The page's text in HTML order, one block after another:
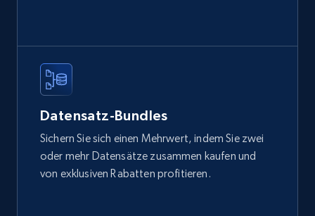
2.1K+
Etsy
URL, Product id, Listing inventory id, Title, Rating,
Reviews count shop, Reviews count item, Initial
Datensatz-Bundles
Sichern Sie sich einen Mehrwert, indem Sie zwei
oder mehr Datensätze zusammen kaufen und
von exklusiven Rabatten profitieren.